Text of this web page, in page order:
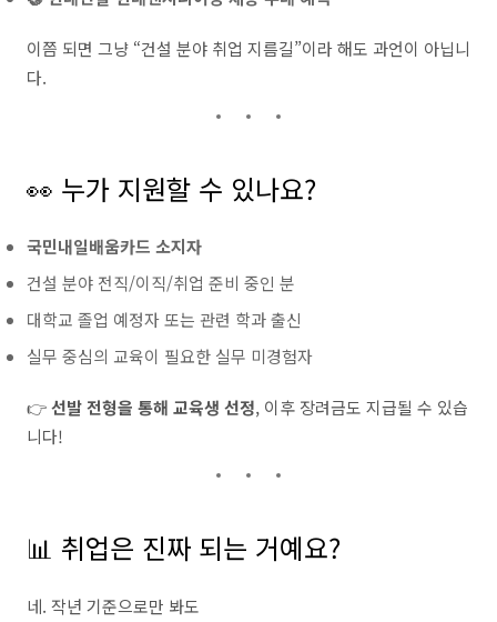
이쯤 되면 그냥 “건설 분야 취업 지름길”이라 해도 과언이 아닙니
다.
👀 누가 지원할 수 있나요?
국민내일배움카드 소지자
건설 분야 전직/이직/취업 준비 중인 분
대학교 졸업 예정자 또는 관련 학과 출신
실무 중심의 교육이 필요한 실무 미경험자
👉선발 전형을 통해 교육생 선정, 이후 장려금도 지급될 수 있습
니다!
📊 취업은 진짜 되는 거예요?
네. 작년 기준으로만 봐도